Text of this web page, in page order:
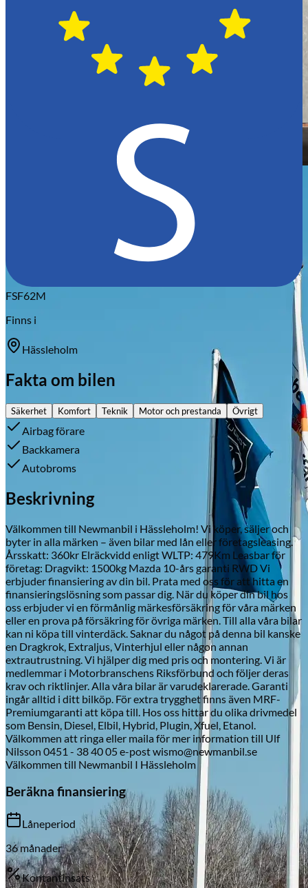
Skadeverkstad
FSF62M
Finns i
Hässleholm
Fakta om bilen
Säkerhet Komfort Teknik Motor och prestanda Övrigt
Airbag förare
Backkamera
Autobroms
Beskrivning
Välkommen till Newmanbil i Hässleholm! Vi köper, säljer och
byter in alla märken – även bilar med lån eller företagsleasing.
Årsskatt: 360kr Elräckvidd enligt WLTP: 479Km Leasbar för
företag: Dragvikt: 1500kg Mazda 10-års garanti RWD Vi
erbjuder finansiering av din bil. Prata med oss för att hitta en
finansieringslösning som passar dig. När du köper din bil hos
oss erbjuder vi en förmånlig märkesförsäkring för våra märken
eller en prova på försäkring för övriga märken. Till alla våra bilar
kan ni köpa till vinterdäck. Saknar du något på denna bil kanske
en Dragkrok, Extraljus, Vinterhjul eller någon annan
extrautrustning. Vi hjälper dig med pris och montering. Vi är
medlemmar i Motorbranschens Riksförbund och följer deras
krav och riktlinjer. Alla våra bilar är varudeklarerade. Garanti
ingår alltid i ditt bilköp. För extra trygghet finns även MRF-
Premiumgaranti att köpa till. Hos oss hittar du olika drivmedel
som Bensin, Diesel, Elbil, Hybrid, Plugin, Xfuel, Etanol.
Välkommen att ringa eller maila för mer information till Ulf
Nilsson 0451 - 38 40 05 e-post wismo@newmanbil.se
Välkommen till Newmanbil I Hässleholm
Beräkna finansiering
Låneperiod
36månader
Kontantinsats